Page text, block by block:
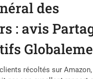
de votre voiture pour
expérience audio sans
perte. (Cette méthode
connexion Bluetooth
garantit la meilleure
qui en fait votre
des
: avis
récoltés sur Amazon,